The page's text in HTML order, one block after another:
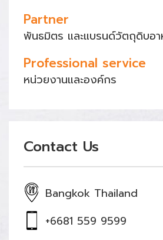
Partner
พันธมิตร และแบรนด์วัตถุดิบอา
Professional service
หน่วยงานและองค์กร
Contact Us
Bangkok Thailand
+6681 559 9599